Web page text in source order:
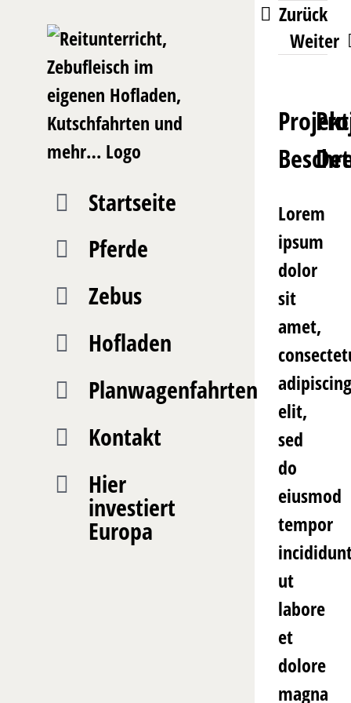
springen
Startseite
Pferde
Zebus
Hofladen
Planwagenfahrten
Kontakt
Hier
investiert
Europa
Zurück
Weiter
Projekt
Lorem
ipsum
dolor
sit
amet,
adipiscing
elit,
sed
do
eiusmod
tempor
ut
labore
et
dolore
magna